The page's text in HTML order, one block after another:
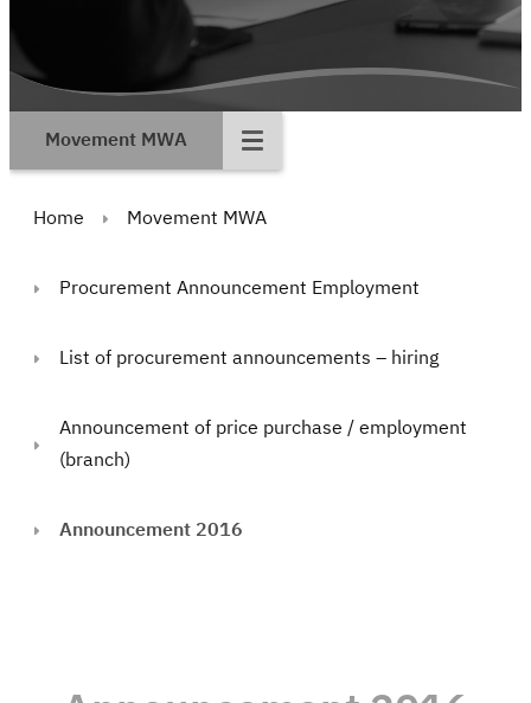
Movement MWA
Home Movement MWA
Procurement Announcement Employment
List of procurement announcements – hiring
Announcement of price purchase / employment
(branch)
Announcement 2016